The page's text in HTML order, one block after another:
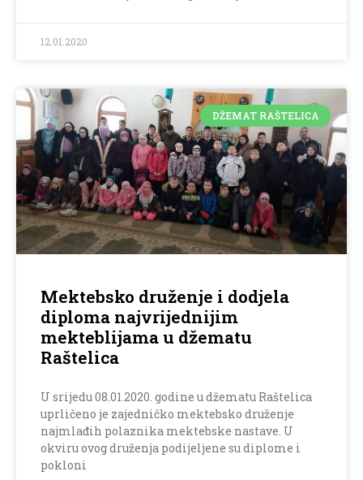
12.01.2020
DŽEMAT RAŠTELICA
Mektebsko druženje i dodjela
diploma najvrijednijim
mekteblijama u džematu
Raštelica
U srijedu 08.01.2020. godine u džematu Raštelica
uprličeno je zajedničko mektebsko druženje
najmlađih polaznika mektebske nastave. U
okviru ovog druženja podijeljene su diplome i
pokloni